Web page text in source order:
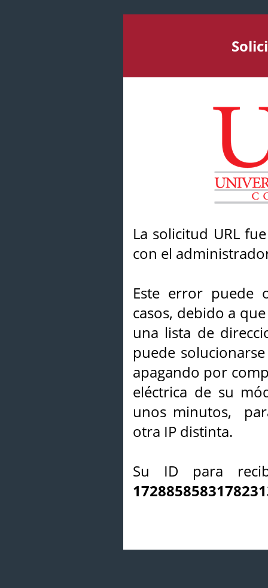
La solicitud URL
con el
Este error puede
casos, debido a
una lista de
puede
apagando por
eléctrica de su
unos minutos,
otra IP distinta.
Su ID para